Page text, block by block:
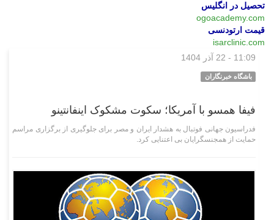
تحصیل در انگلیس
ogoacademy.com
قیمت ارتودنسی
isarclinic.com
11:09 - 22 آذر 1404
باشگاه خبرنگاران
فیفا همسو با آمریکا؛ سکوت مشکوک اینفانتینو
فدراسیون جهانی فوتبال به هشدار ایران و مصر برای جلوگیری از برگزاری مراسم
حمایت از همجنسگرایان بی اعتنایی کرد.